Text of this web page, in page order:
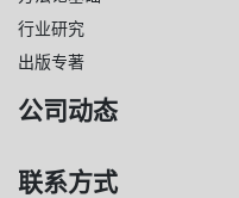
行业研究
出版专著
公司动态
联系方式